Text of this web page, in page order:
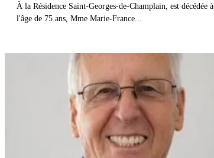
À la Résidence Saint-Georges-de-Champlain, est décédée à
l'âge de 75 ans, Mme Marie-France...